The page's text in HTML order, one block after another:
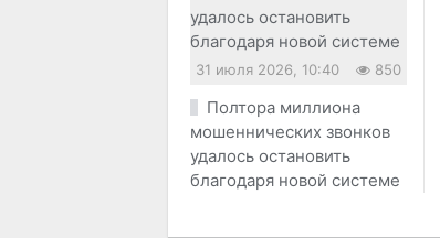
31 июля 2026, 10:40 850
Полтора миллиона
мошеннических звонков
удалось остановить
благодаря новой системе